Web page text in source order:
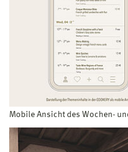
Mobile Ansicht des Wochen-